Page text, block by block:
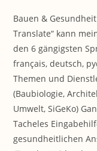
Bauen &
Translate“ kann
den 6 gängigsten
français, deutsch,
Themen und
(Baubiologie,
Umwelt, SiGeKo)
Tacheles
gesundheitlichen